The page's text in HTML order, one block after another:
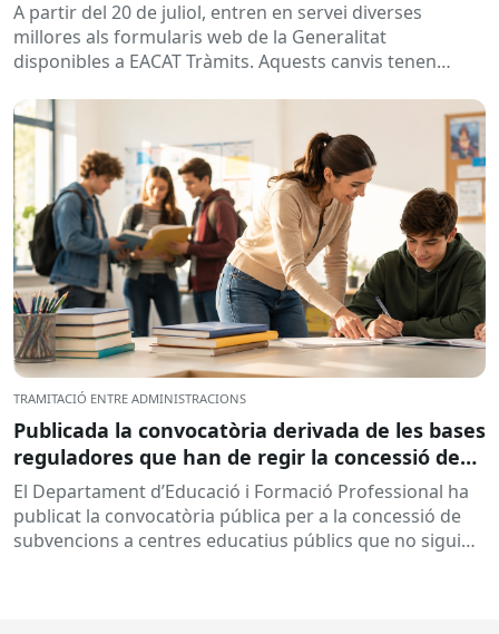
A partir del 20 de juliol, entren en servei diverses
millores als formularis web de la Generalitat
disponibles a EACAT Tràmits. Aquests canvis tenen
TRAMITACIÓ ENTRE ADMINISTRACIONS
Publicada la convocatòria derivada de les bases
reguladores que han de regir la concessió de
subvencions a centres educatius, per al
desenvolupament de programes de formació i
inserció, durant el curs 2026-2027
El Departament d’Educació i Formació Professional ha
publicat la convocatòria pública per a la concessió de
subvencions a centres educatius públics que no siguin